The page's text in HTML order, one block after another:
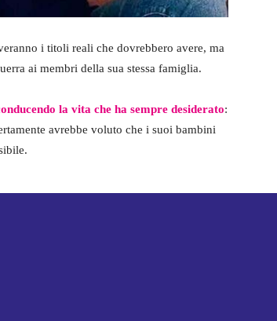
i titoli reali che dovrebbero avere, ma
ai membri della sua stessa famiglia.
la vita che ha sempre desiderato:
avrebbe voluto che i suoi bambini